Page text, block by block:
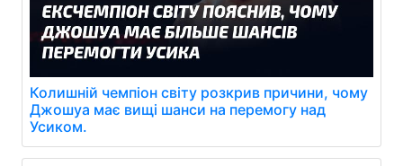
Колишній чемпіон світу розкрив причини, чому
Джошуа має вищі шанси на перемогу над
Усиком.